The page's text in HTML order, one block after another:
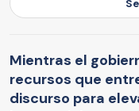
Mientras el
recursos que
discurso para